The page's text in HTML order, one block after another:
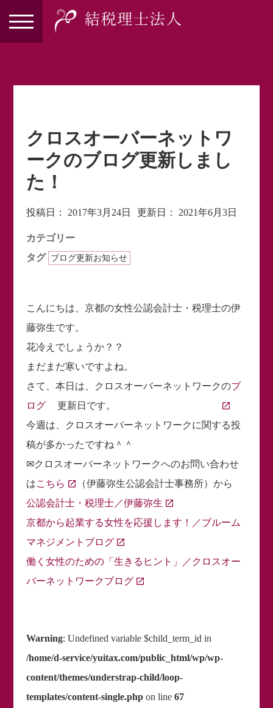
クロスオーバーネットワ
ークのブログ更新しまし
た！
投稿日： 2017年3月24日 更新日： 2021年6月3日
カテゴリー
タグ
ブログ更新お知らせ
こんにちは、京都の女性公認会計士・税理士の伊
藤弥生です。
花冷えでしょうか？？
まだまだ寒いですよね。
さて、本日は、クロスオーバーネットワークのブ
ログ
更新日です。
今週は、クロスオーバーネットワークに関する投
稿が多かったですね＾＾
✉クロスオーバーネットワークへのお問い合わせ
はこちら
（伊藤弥生公認会計士事務所）から
公認会計士・税理士／伊藤弥生
京都から起業する女性を応援します！／ブルーム
マネジメントブログ
働く女性のための「生きるヒント」／クロスオー
バーネットワークブログ
Warning: Undefined variable $child_term_id in
/home/d-service/yuitax.com/public_html/wp/wp-
content/themes/understrap-child/loop-
templates/content-single.phpon line 67